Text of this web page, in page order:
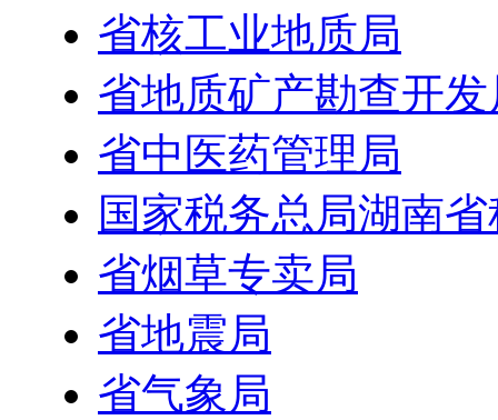
省核工业地质局
省地质矿产勘查开发
省中医药管理局
国家税务总局湖南
省烟草专卖局
省地震局
省气象局